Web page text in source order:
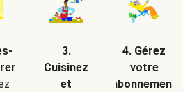
3.
Cuisinez
et
4. Gérez
votre
abonnement